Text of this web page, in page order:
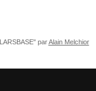
parAlain Melchior